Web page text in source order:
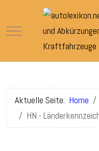
Mobile Menu Toggle
Aktuelle Seite: Home
HN -